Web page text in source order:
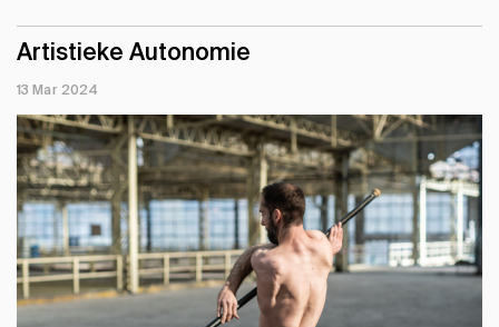
Artistieke Autonomie
13 Mar 2024